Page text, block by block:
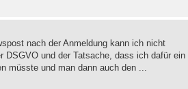
nach der Anmeldung kann ich nicht
und der Tatsache, dass ich dafür ein
müsste und man dann auch den ...